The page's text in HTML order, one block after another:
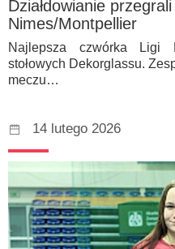
Działdowianie
Nimes/Montpellier
Najlepsza czwórka Ligi
stołowych Dekorglassu.
meczu…
14 lutego 2026